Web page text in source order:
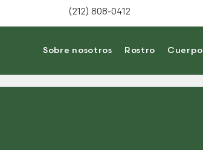
(212) 808-0412
Sobre nosotros Rostro Cuerpo